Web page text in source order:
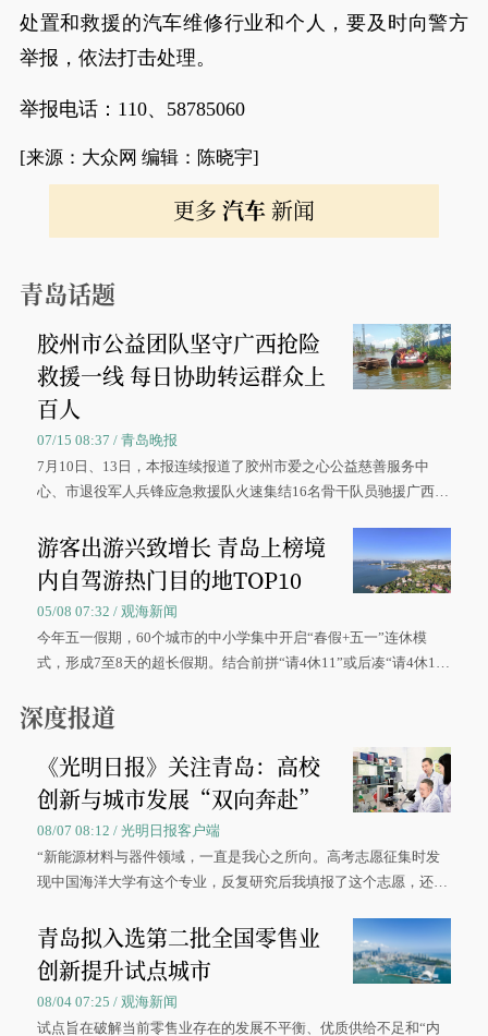
处置和救援的汽车维修行业和个人，要及时向警方
举报，依法打击处理。
举报电话：110、58785060
[来源：大众网 编辑：陈晓宇]
更多 汽车新闻
青岛话题
胶州市公益团队坚守广西抢险
救援一线 每日协助转运群众上
百人
07/15 08:37 / 青岛晚报
7月10日、13日，本报连续报道了胶州市爱之心公益慈善服务中
心、市退役军人兵锋应急救援队火速集结16名骨干队员驰援广西灾
游客出游兴致增长 青岛上榜境
内自驾游热门目的地TOP10
05/08 07:32 / 观海新闻
今年五一假期，60个城市的中小学集中开启“春假+五一”连休模
式，形成7至8天的超长假期。结合前拼“请4休11”或后凑“请4休1
深度报道
《光明日报》关注青岛：高校
创新与城市发展“双向奔赴”
08/07 08:12 / 光明日报客户端
“新能源材料与器件领域，一直是我心之所向。高考志愿征集时发
现中国海洋大学有这个专业，反复研究后我填报了这个志愿，还真
大学材料科学与工程学院材料类专业的录取通知书。
青岛拟入选第二批全国零售业
创新提升试点城市
08/04 07:25 / 观海新闻
试点旨在破解当前零售业存在的发展不平衡、优质供给不足和“内